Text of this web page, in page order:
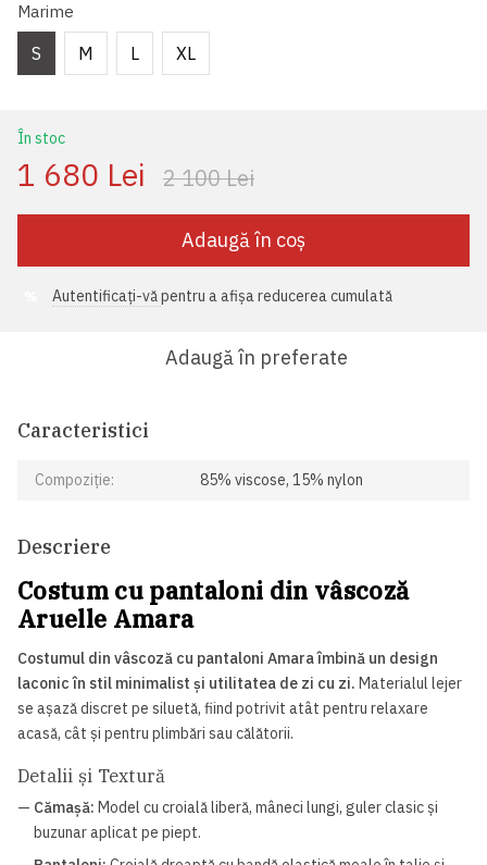
Marime
S M L XL
În stoc
1 680 Lei 2 100 Lei
Adaugă în coș
Autentificați-văpentru a afișa reducerea cumulată
Adaugă în preferate
Caracteristici
Compoziție: 85% viscose, 15% nylon
Descriere
Costum cu pantaloni din vâscoză
Aruelle Amara
Costumul din vâscoză cu pantaloni Amara îmbină un design
laconic în stil minimalist și utilitatea de zi cu zi. Materialul lejer
se așază discret pe siluetă, fiind potrivit atât pentru relaxare
acasă, cât și pentru plimbări sau călătorii.
Detalii și Textură
— Cămașă: Model cu croială liberă, mâneci lungi, guler clasic și
buzunar aplicat pe piept.